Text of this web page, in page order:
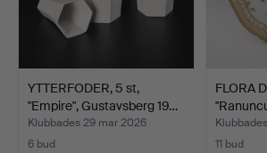
YTTERFODER, 5 st,
"Empire", Gustavsberg 19…
Klubbades 29 mar 2026
6 bud
FLORA
11 bud